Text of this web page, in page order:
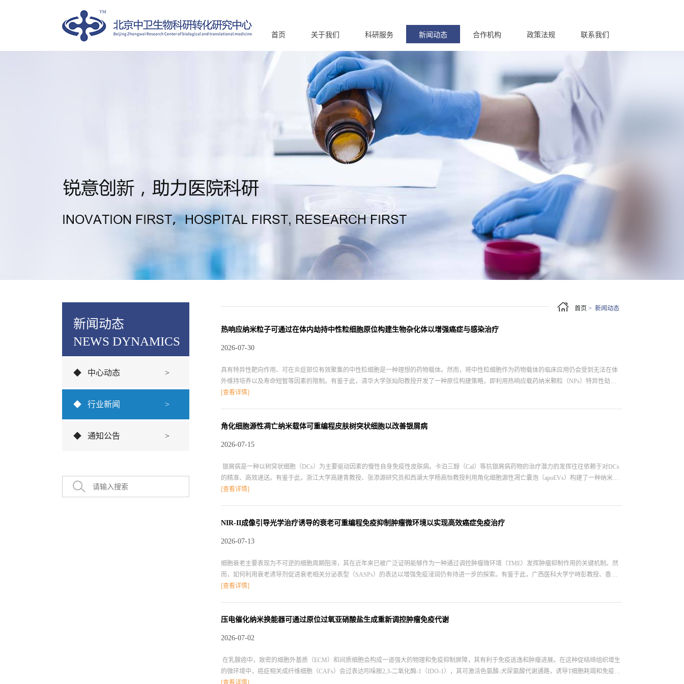
首页 关于我们 科研服务 新闻动态 合作机构 政策法规 联系我们
新闻动态
NEWS DYNAMICS
◆ 中心动态 >
◆ 行业新闻 >
◆ 通知公告 >
首页 > 新闻动态
热响应纳米粒子可通过在体内劫持中性粒细胞原位构建生物杂化体以增强癌症与感染治疗
2026-07-30
具有特异性靶向作用、可在炎症部位有效聚集的中性粒细胞是一种理想的药物载体。然而，将中性粒细胞作为药物载体的临床应用仍会受到无法在体
外维持培养以及寿命短暂等因素的限制。有鉴于此，清华大学张灿阳教授开发了一种原位构建策略，即利用热响应载药纳米颗粒（NPs）特异性劫持
血液中的促炎性中性粒细胞，进而在体内构建中性粒细胞-纳米粒子生物杂化系统（NE@NPs）。 本文要点：（1）促炎性中性粒细胞可有效穿越血管
的体内原位构建中性粒细胞-NP杂化系统的策略有望为改善炎症相关疾病的治疗提供一种极具前景的新方法。参考文献：
[查看详情]
角化细胞源性凋亡纳米载体可重编程皮肤树突状细胞以改善银屑病
2026-07-15
银屑病是一种以树突状细胞（DCs）为主要驱动因素的慢性自身免疫性皮肤病。卡泊三醇（Cal）等抗银屑病药物的治疗潜力的发挥往往依赖于对DCs
的精准、高效递送。有鉴于此，浙江大学高建青教授、张添源研究员和西湖大学杨高怡教授利用角化细胞源性凋亡囊泡（apoEVs）构建了一种纳米载
体，并将其用于增强药物在DCs中的积累，以协同调节DC功能。 本文要点：（1）apoEV表面暴露的磷脂酰丝氨酸可作为“吞噬”信号，以促进DCs对其
促炎表型重编程为耐受性表型，以抑制致病性炎症循环，并改善银屑病症状。（2）实验结果表明，Cal-apoEV MNs能够将银屑病免疫微环境重塑为耐
DCs，从而为治疗免疫介导的皮肤病提供了一个极具前景的新策略。参考文献：https://pubs.acs.org/doi/10.1021/acsnano.6c01427
[查看详情]
NIR-II成像引导光学治疗诱导的衰老可重编程免疫抑制肿瘤微环境以实现高效癌症免疫治疗
2026-07-13
细胞衰老主要表现为不可逆的细胞周期阻滞，其在近年来已被广泛证明能够作为一种通过调控肿瘤微环境（TME）发挥肿瘤抑制作用的关键机制。然
而，如何利用衰老诱导剂促进衰老相关分泌表型（SASPs）的表达以增强免疫浸润仍有待进一步的探索。有鉴于此，广西医科大学宁峙彭教授、香港
中文大学（深圳）唐本忠院士和广州医科大学张天富教授设计了一种基于光学治疗的衰老诱导方法，并将其用于克服三阴性乳腺癌中的免疫抑制性
免疫刺激性SASPs的分泌，并同时抑制促肿瘤因子。实验结果表明，该纳米药物可通过激活细胞毒性T淋巴细胞和清除髓系源性抑制性细胞以及调节性
所述，该研究设计的策略能够将光学治疗增强的药物递送与SASP驱动的免疫监视进行结合，证明了衰老诱导可作为一种极具前景的新一代光免疫治疗
[查看详情]
压电催化纳米换能器可通过原位过氧亚硝酸盐生成重新调控肿瘤免疫代谢
2026-07-02
在乳腺癌中，致密的细胞外基质（ECM）和间质细胞会构成一道强大的物理和免疫抑制屏障，其有利于免疫逃逸和肿瘤进展。在这种促结缔组织增生
的微环境中，癌症相关成纤维细胞（CAFs）会过表达吲哚胺2,3-二氧化酶-1（IDO-1），其可激活色氨酸-犬尿氨酸代谢通路，诱导T细胞耗竭和免疫耐
受。因此，调控CAFs中的色氨酸代谢成为了一种用于增强抗肿瘤免疫治疗的有效策略。有鉴于此，燕山大学高大威教授、涂文康教授和Weili Xue开发
[查看详情]